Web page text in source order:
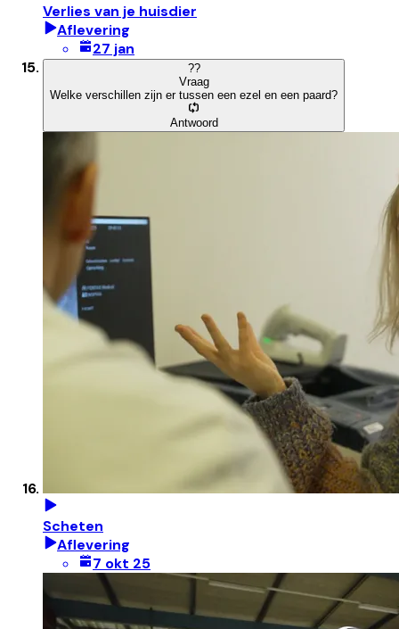
Verlies van je huisdier
Aflevering
27 jan
??
Vraag
Welke verschillen zijn er tussen een ezel en een paard?
Antwoord
Scheten
Aflevering
7 okt 25